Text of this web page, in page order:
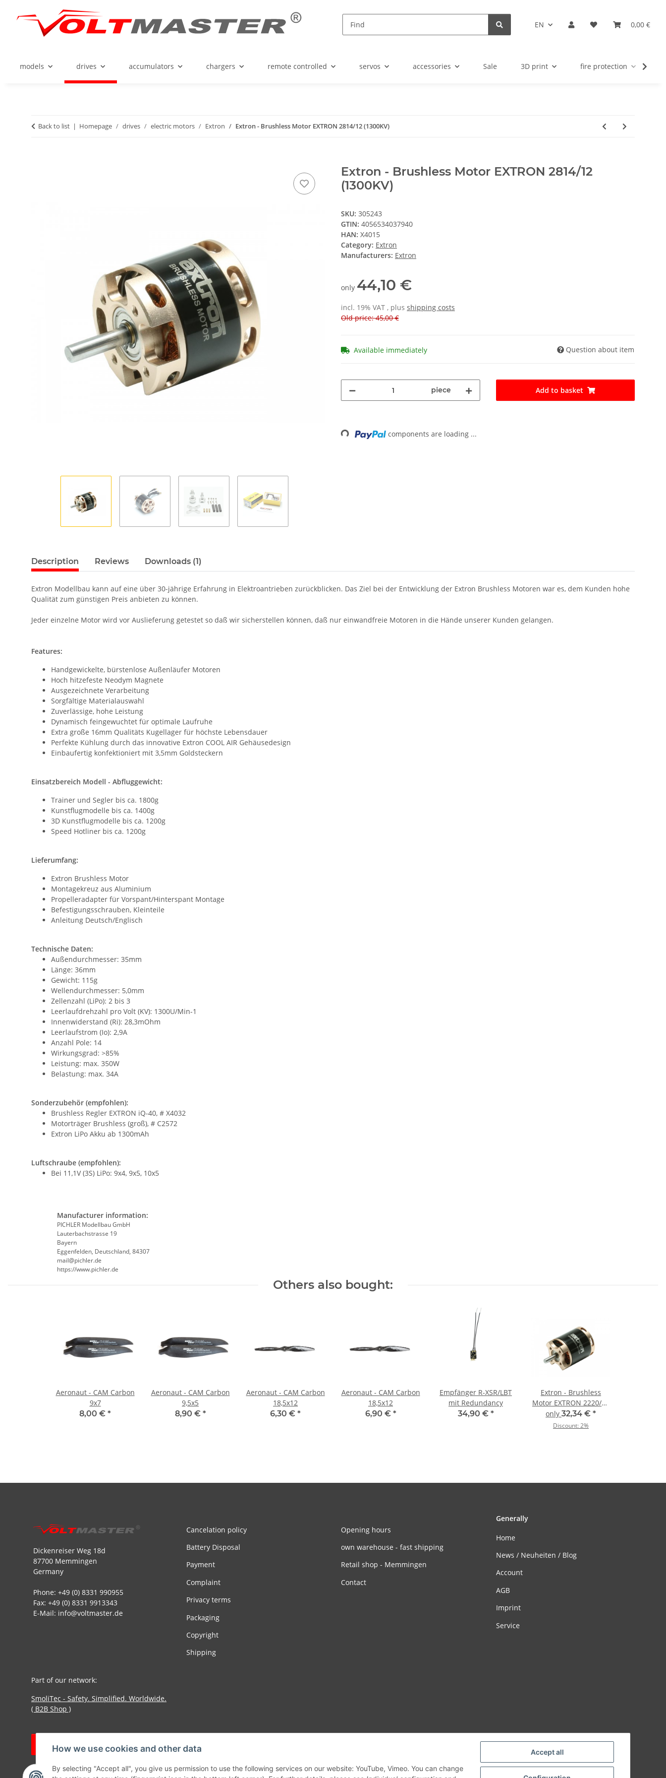
Accept all
How we use cookies and other data
By selecting "Accept all", you give us permission to use the following services on our website: YouTube, Vimeo. You can change
EN 0,00 €
models drives accumulators chargers remote controlled servos accessories Sale 3D print fire protection
Back to list Homepage drives electric motors Extron Extron - Brushless Motor EXTRON 2814/12 (1300KV)
Extron - Brushless Motor EXTRON 2814/12
(1300KV)
SKU: 305243
GTIN: 4056534037940
HAN: X4015
Category: Extron
Manufacturers: Extron
only 44,10 €
incl. 19% VAT , plus shipping costs
Old price: 45,00 €
Available immediately Question about item
piece Add to basket
Loading... components are loading ...
Description Reviews Downloads (1)
Extron Modellbau kann auf eine über 30-jährige Erfahrung in Elektroantrieben zurückblicken. Das Ziel bei der Entwicklung der Extron Brushless Motoren war es, dem Kunden hohe
Qualität zum günstigen Preis anbieten zu können.
Jeder einzelne Motor wird vor Auslieferung getestet so daß wir sicherstellen können, daß nur einwandfreie Motoren in die Hände unserer Kunden gelangen.
Features:
Handgewickelte, bürstenlose Außenläufer Motoren
Hoch hitzefeste Neodym Magnete
Ausgezeichnete Verarbeitung
Sorgfältige Materialauswahl
Zuverlässige, hohe Leistung
Dynamisch feingewuchtet für optimale Laufruhe
Extra große 16mm Qualitäts Kugellager für höchste Lebensdauer
Perfekte Kühlung durch das innovative Extron COOL AIR Gehäusedesign
Einbaufertig konfektioniert mit 3,5mm Goldsteckern
Einsatzbereich Modell - Abfluggewicht:
Trainer und Segler bis ca. 1800g
Kunstflugmodelle bis ca. 1400g
3D Kunstflugmodelle bis ca. 1200g
Speed Hotliner bis ca. 1200g
Lieferumfang:
Extron Brushless Motor
Montagekreuz aus Aluminium
Propelleradapter für Vorspant/Hinterspant Montage
Befestigungsschrauben, Kleinteile
Anleitung Deutsch/Englisch
Technische Daten:
Außendurchmesser: 35mm
Länge: 36mm
Gewicht: 115g
Wellendurchmesser: 5,0mm
Zellenzahl (LiPo): 2 bis 3
Leerlaufdrehzahl pro Volt (KV): 1300U/Min-1
Innenwiderstand (Ri): 28,3mOhm
Leerlaufstrom (Io): 2,9A
Anzahl Pole: 14
Wirkungsgrad: >85%
Leistung: max. 350W
Belastung: max. 34A
Sonderzubehör (empfohlen):
Brushless Regler EXTRON iQ-40, # X4032
Motorträger Brushless (groß), # C2572
Extron LiPo Akku ab 1300mAh
Luftschraube (empfohlen):
Bei 11,1V (3S) LiPo: 9x4, 9x5, 10x5
Manufacturer information:
PICHLER Modellbau GmbH
Lauterbachstrasse 19
Bayern
Eggenfelden, Deutschland, 84307
mail@pichler.de
https://www.pichler.de
Others also bought:
Aeronaut - CAM Carbon
9x7
8,00 € *
Aeronaut - CAM Carbon
9,5x5
8,90 € *
Aeronaut - CAM Carbon
18,5x12
6,30 € *
Aeronaut - CAM Carbon
18,5x12
6,90 € *
Empfänger R-XSR/LBT
mit Redundancy
34,90 € *
Extron - Brushless
Motor EXTRON 2220/16
(980KV)
only 32,34 € *
Discount:2%
Dickenreiser Weg 18d
87700 Memmingen
Germany
Phone: +49 (0) 8331 990955
Fax: +49 (0) 8331 9913343
E-Mail: info@voltmaster.de
Cancelation policy
Battery Disposal
Payment
Complaint
Privacy terms
Packaging
Copyright
Shipping
Opening hours
own warehouse - fast shipping
Retail shop - Memmingen
Contact
Generally
Home
News / Neuheiten / Blog
Account
AGB
Imprint
Service
Part of our network:
SmoliTec - Safety. Simplified. Worldwide.
( B2B Shop )
Withdraw contract